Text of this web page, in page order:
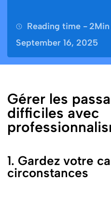
Reading time - 2Min
September 16, 2025
Gérer les
difficiles avec
1. Gardez votre
circonstances